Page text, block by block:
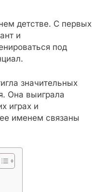
детстве. С первых
и
под
значительных
Она выиграла
играх и
именем связаны